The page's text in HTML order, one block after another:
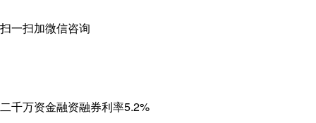
扫一扫加微信咨询
二千万资金融资融券利率5.2%